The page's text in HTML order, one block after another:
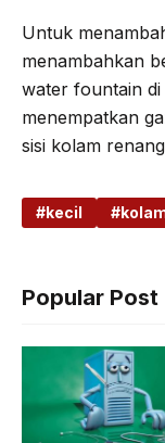
Untuk
menambahkan
water fountain di
menempatkan
sisi kolam
kecil
Popular Post